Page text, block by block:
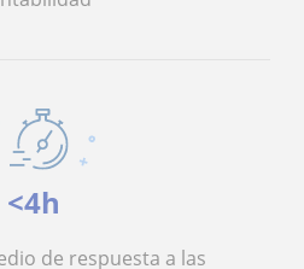
<4h
de respuesta a las